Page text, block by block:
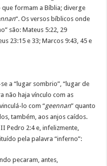
formam a Bíblia; diverge
“. Os versos bíblicos onde
são: Mateus 5:22, 29
23:15 e 33; Marcos 9:43, 45 e
a “lugar sombrio”, “lugar de
não haja vínculo com as
lo com “geennan” quanto
também, aos anjos caídos.
Pedro 2:4 e, infelizmente,
pela palavra “inferno”:
pecaram, antes,